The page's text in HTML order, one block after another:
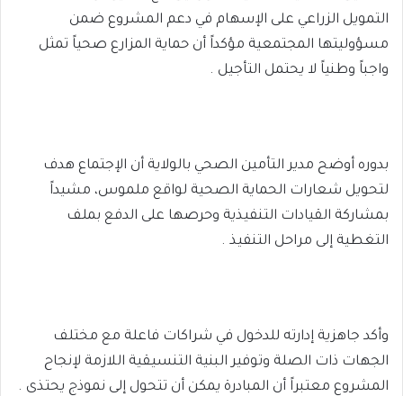
التمويل الزراعي على الإسهام في دعم المشروع ضمن
مسؤوليتها المجتمعية مؤكداً أن حماية المزارع صحياً تمثل
واجباً وطنياً لا يحتمل التأجيل .
بدوره أوضح مدير التأمين الصحي بالولاية أن الإجتماع هدف
لتحويل شعارات الحماية الصحية لواقع ملموس، مشيداً
بمشاركة القيادات التنفيذية وحرصها على الدفع بملف
التغطية إلى مراحل التنفيذ .
وأكد جاهزية إدارته للدخول في شراكات فاعلة مع مختلف
الجهات ذات الصلة وتوفير البنية التنسيقية اللازمة لإنجاح
المشروع معتبراً أن المبادرة يمكن أن تتحول إلى نموذج يحتذى .